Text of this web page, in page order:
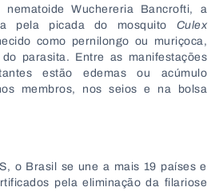
nematoide Wuchereria Bancrofti, a
pela picada do mosquito Culex
como pernilongo ou muriçoca,
parasita. Entre as manifestações
estão edemas ou acúmulo
membros, nos seios e na bolsa
o Brasil se une a mais 19 países e
pela eliminação da filariose